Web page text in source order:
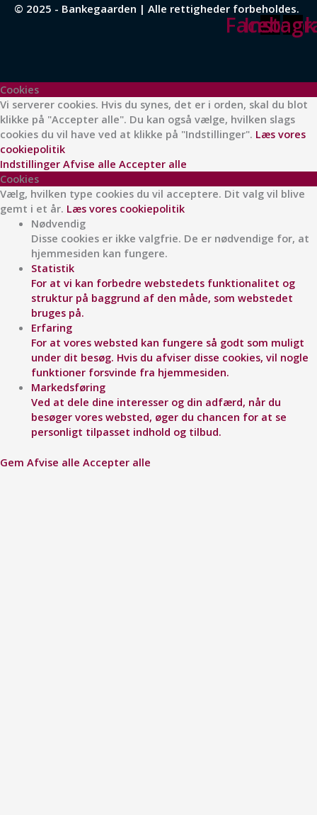
© 2025 - Bankegaarden | Alle rettigheder forbeholdes.
Facebook
Cookies
Vi serverer cookies. Hvis du synes, det er i orden, skal du blot
klikke på "Accepter alle". Du kan også vælge, hvilken slags
cookies du vil have ved at klikke på "Indstillinger". Læs vores
cookiepolitik
Indstillinger Afvise alle Accepter alle
Cookies
Vælg, hvilken type cookies du vil acceptere. Dit valg vil blive
gemt i et år. Læs vores cookiepolitik
Nødvendig
Disse cookies er ikke valgfrie. De er nødvendige for, at
hjemmesiden kan fungere.
Statistik
For at vi kan forbedre webstedets funktionalitet og
struktur på baggrund af den måde, som webstedet
bruges på.
Erfaring
For at vores websted kan fungere så godt som muligt
under dit besøg. Hvis du afviser disse cookies, vil nogle
funktioner forsvinde fra hjemmesiden.
Markedsføring
Ved at dele dine interesser og din adfærd, når du
besøger vores websted, øger du chancen for at se
personligt tilpasset indhold og tilbud.
Gem Afvise alle Accepter alle